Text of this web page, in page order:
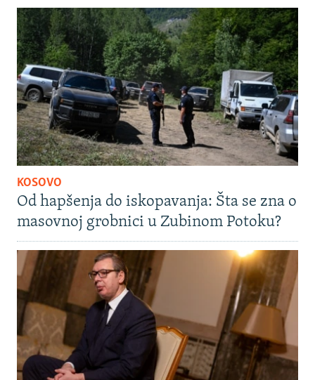
KOSOVO
Od hapšenja do iskopavanja: Šta se zna o
masovnoj grobnici u Zubinom Potoku?